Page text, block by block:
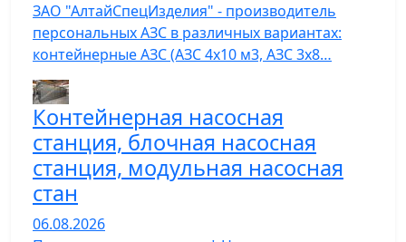
ЗАО "АлтайСпецИзделия" - производитель
персональных АЗС в различных вариантах:
контейнерные АЗС (АЗС 4х10 м3, АЗС 3х8…
Контейнерная насосная
станция, блочная насосная
станция, модульная насосная
стан
06.08.2026